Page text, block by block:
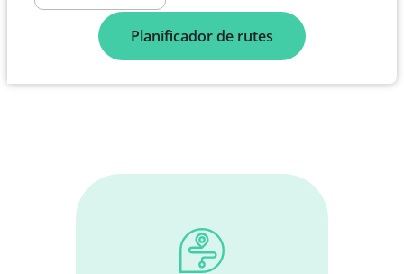
Planificador de rutes